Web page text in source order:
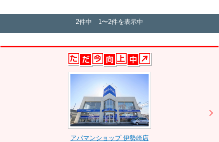
2件中 1〜2件を表示中
アパマンショップ 伊勢崎店